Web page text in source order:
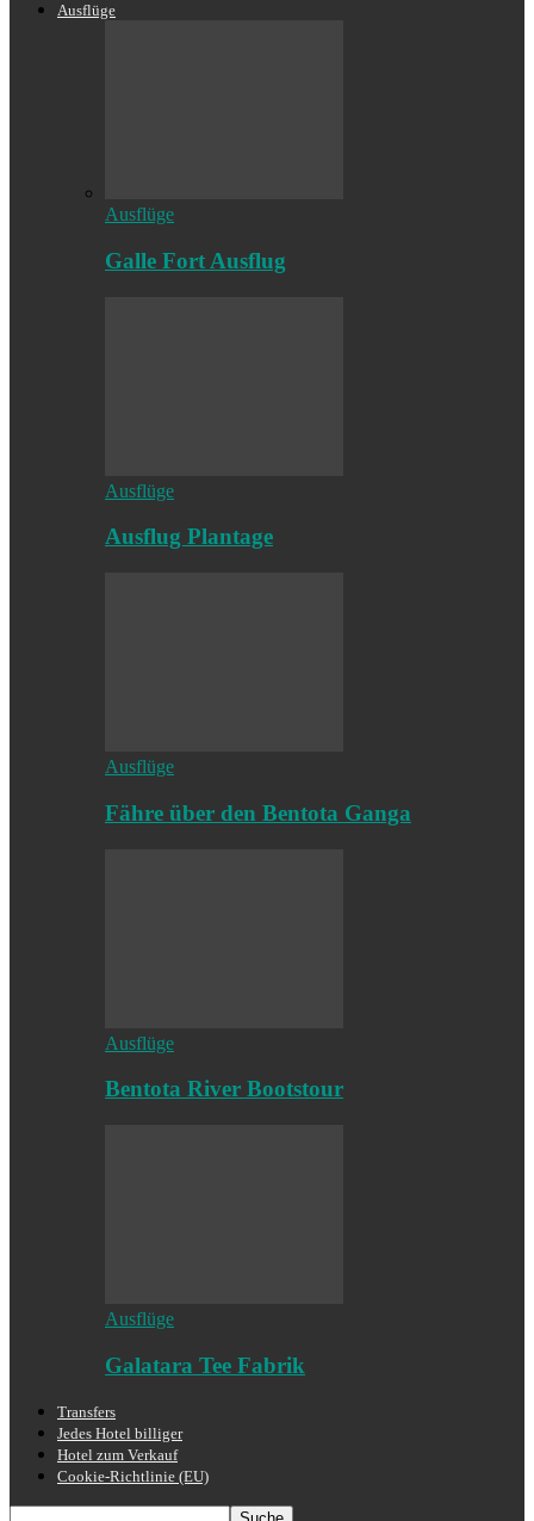
Ausflüge
Ausflüge
Galle Fort Ausflug
Ausflüge
Ausflug Plantage
Ausflüge
Fähre über den Bentota Ganga
Ausflüge
Bentota River Bootstour
Ausflüge
Galatara Tee Fabrik
Transfers
Jedes Hotel billiger
Hotel zum Verkauf
Cookie-Richtlinie (EU)